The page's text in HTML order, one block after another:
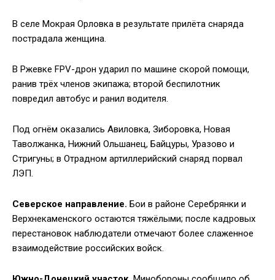
В селе Мокрая Орловка в результате прилёта снаряда
пострадала женщина.
В Ржевке FPV-дрон ударил по машине скорой помощи,
ранив трёх членов экипажа; второй беспилотник
повредил автобус и ранил водителя.
Под огнём оказались Авиловка, Зиборовка, Новая
Таволжанка, Нижний Ольшанец, Байцуры, Уразово и
Стригуны; в Отрадном артиллерийский снаряд порвал
ЛЭП.
Северское направление. Бои в районе Серебрянки и
Верхнекаменского остаются тяжёлыми; после кадровых
перестановок наблюдатели отмечают более слаженное
взаимодействие российских войск.